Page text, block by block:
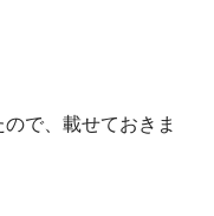
で、載せておきま